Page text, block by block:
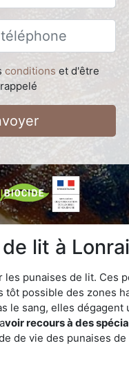
conditions et d'être
rappelé
lit à
punaises de lit.
possible des zones
sang, elles
voir recours à des
de vie des punaises